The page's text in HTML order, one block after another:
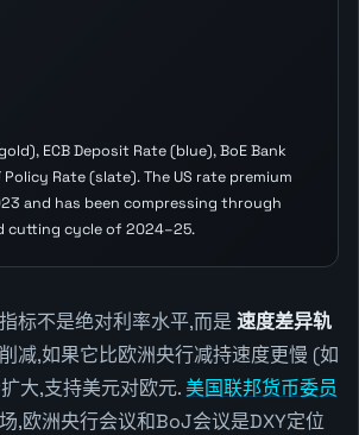
ECB Deposit Rate (blue), BoE Bank
Rate (slate). The US rate premium
and has been compressing through
cutting cycle of 2024–25.
标不是绝对利率水平,而是 速度差异轨
减,如果它比欧洲央行减持速度更慢 (如
大,支持美元对欧元. 美国联邦货币委员
,欧洲央行会议和BoJ会议是DXY定位